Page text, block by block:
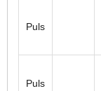
Puls
Puls